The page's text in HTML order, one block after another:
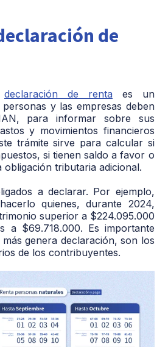
de
declaración de renta es un
y las empresas deben
para informar sobre sus
y movimientos financieros
trámite sirve para calcular si
si tienen saldo a favor o
obligación tributaria adicional.
a declarar. Por ejemplo,
quienes, durante 2024,
superior a $224.095.000
a $69.718.000. Es importante
genera declaración, son los
de los contribuyentes.